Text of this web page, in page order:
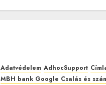
Adatvédelem AdhocSupport
MBH bank Google Csalás és